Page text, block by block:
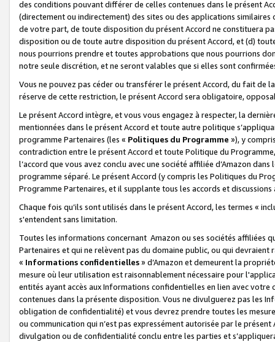
des conditions pouvant différer de celles contenues dans le présent
(directement ou indirectement) des sites ou des applications
de votre part, de toute disposition du présent Accord ne constituera
disposition ou de toute autre disposition du présent Accord, et (d)
nous pourrions prendre et toutes approbations que nous pourrions
notre seule discrétion, et ne seront valables que si elles sont
Vous ne pouvez pas céder ou transférer le présent Accord, du fait de
réserve de cette restriction, le présent Accord sera obligatoire,
Le présent Accord intègre, et vous vous engagez à respecter, la
mentionnées dans le présent Accord et toute autre politique
programme Partenaires (les « Politiques du Programme »), y
contradiction entre le présent Accord et toute Politique du
l’accord que vous avez conclu avec une société affiliée d’Amazon
programme séparé. Le présent Accord (y compris les Politiques du
Programme Partenaires, et il supplante tous les accords et discussions
Chaque fois qu’ils sont utilisés dans le présent Accord, les termes «
s'entendent sans limitation.
Toutes les informations concernant Amazon ou ses sociétés affiliées
Partenaires et qui ne relèvent pas du domaine public, ou qui
« Informations confidentielles» d’Amazon et demeurent la
mesure où leur utilisation est raisonnablement nécessaire pour
entités ayant accès aux Informations confidentielles en lien avec
contenues dans la présente disposition. Vous ne divulguerez pas les
obligation de confidentialité) et vous devrez prendre toutes les
ou communication qui n’est pas expressément autorisée par le
divulgation ou de confidentialité conclu entre les parties et